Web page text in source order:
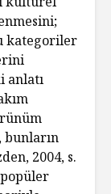
kategoriler
anlatı
bunların
2004, s.